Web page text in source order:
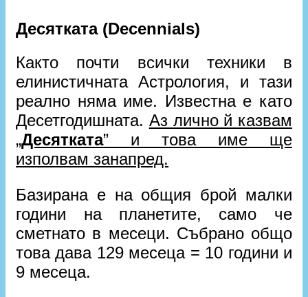
Десятката (Decennials)
Както почти всички техники в
елинистичната Астрология, и тази
реално няма име. Известна е като
Десетгодишната. Аз лично й казвам
„Десятката” и това име ще
изполвам занапред.
Базирана е на общия брой малки
години на планетите, само че
сметнато в месеци. Събрано общо
това дава 129 месеца = 10 години и
9 месеца.